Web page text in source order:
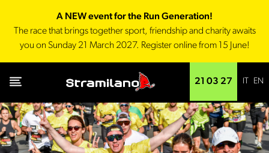
A NEW event for the Run Generation!
The race that brings together sport, friendship and charity awaits
you on Sunday 21 March 2027. Register online from 15 June!
21 03 27 EN